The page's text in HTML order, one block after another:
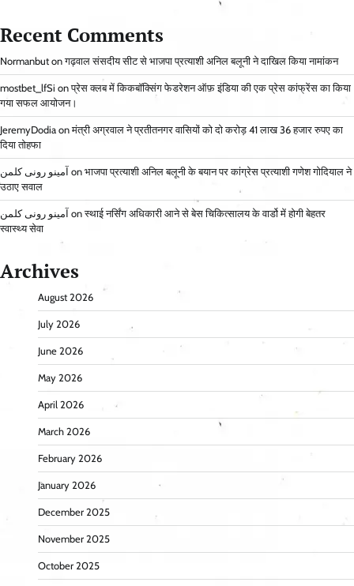
Recent Comments
Normanbut onगढ़वाल संसदीय सीट से भाजपा प्रत्याशी अनिल बलूनी ने दाखिल किया नामांकन
mostbet_lfSi onप्रेस क्लब में किकबॉक्सिंग फेडरेशन ऑफ़ इंडिया की एक प्रेस कांफ्रेंस का किया
गया सफल आयोजन।
JeremyDodia onमंत्री अग्रवाल ने प्रतीतनगर वासियों को दो करोड़ 41 लाख 36 हजार रुपए का
दिया तोहफा
آمینو رونی کلمن on भाजपा प्रत्याशी अनिल बलूनी के बयान पर कांग्रेस प्रत्याशी गणेश गोदियाल ने
उठाए सवाल
آمینو رونی کلمن onस्थाई नर्सिंग अधिकारी आने से बेस चिकित्सालय के वार्डो में होगी बेहतर
स्वास्थ्य सेवा
Archives
August 2026
July 2026
June 2026
May 2026
April 2026
March 2026
February 2026
January 2026
December 2025
November 2025
October 2025